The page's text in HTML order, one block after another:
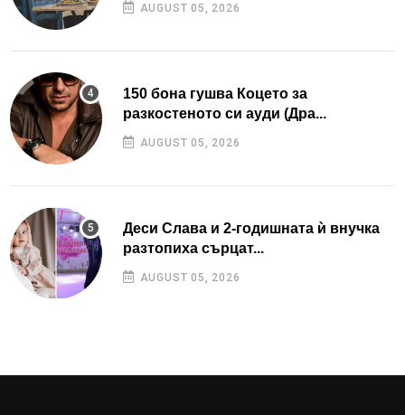
AUGUST 05, 2026
150 бона гушва Коцето за
разкостеното си ауди (Дра...
AUGUST 05, 2026
Деси Слава и 2-годишната ѝ внучка
разтопиха сърцат...
AUGUST 05, 2026